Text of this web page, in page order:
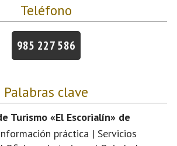
Teléfono
985 227 586
Palabras clave
Turismo «El Escorialín» de
práctica | Servicios